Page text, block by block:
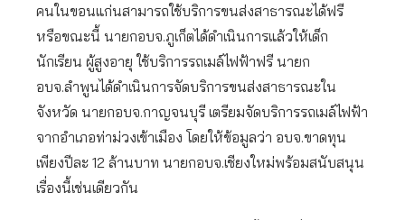
คนในขอนแก่นสามารถใช้บริการขนส่งสาธารณะได้ฟรี
หรือขณะนี้ นายกอบจ.ภูเก็ตได้ดำเนินการแล้วให้เด็ก
นักเรียน ผู้สูงอายุ ใช้บริการรถเมล์ไฟฟ้าฟรี นายก
อบจ.ลำพูนได้ดำเนินการจัดบริการขนส่งสาธารณะใน
จังหวัด นายกอบจ.กาญจนบุรี เตรียมจัดบริการรถเมล์ไฟฟ้า
จากอำเภอท่าม่วงเข้าเมือง โดยให้ข้อมูลว่า อบจ.ขาดทุน
เพียงปีละ 12 ล้านบาท นายกอบจ.เชียงใหม่พร้อมสนับสนุน
เรื่องนี้เช่นเดียวกัน